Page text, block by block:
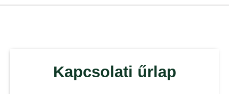
Kapcsolati űrlap